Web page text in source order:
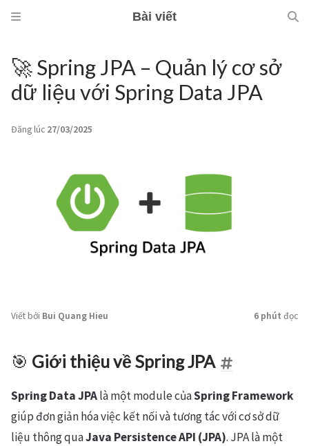
Bài viết
🚀 Spring JPA – Quản lý cơ sở
dữ liệu với Spring Data JPA
Đăng lúc 27/03/2025
Viết bởi Bui Quang Hieu 6 phút đọc
🎯 Giới thiệu về Spring JPA
Spring Data JPAlà một module củaSpring Framework
giúp đơn giản hóa việc kết nối và tương tác với cơ sở dữ
liệu thông quaJava Persistence API (JPA). JPA là một